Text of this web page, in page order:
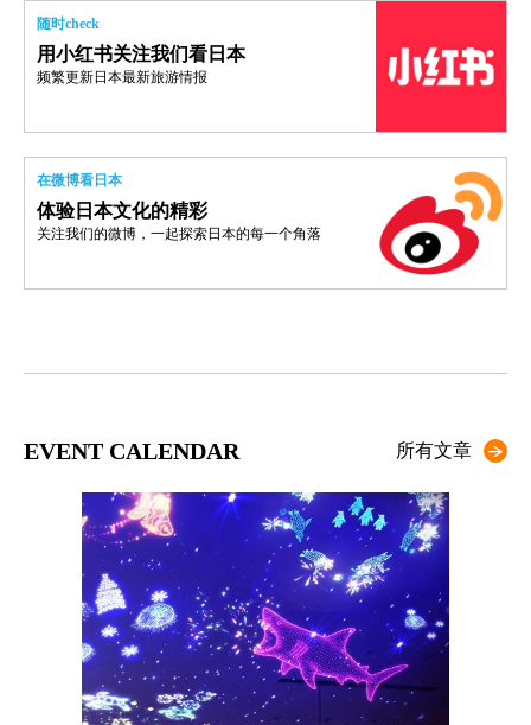
随时check
用小红书关注我们看日本
频繁更新日本最新旅游情报
在微博看日本
体验日本文化的精彩
关注我们的微博，一起探索日本的每一个角落
EVENT CALENDAR 所有文章